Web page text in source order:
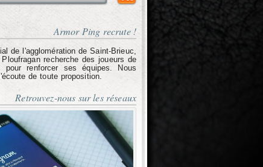
Armor Ping recrute !
de l'agglomération de Saint-Brieuc,
recherche des joueurs de
pour renforcer ses équipes. Nous
de toute proposition.
Retrouvez-nous sur les réseaux